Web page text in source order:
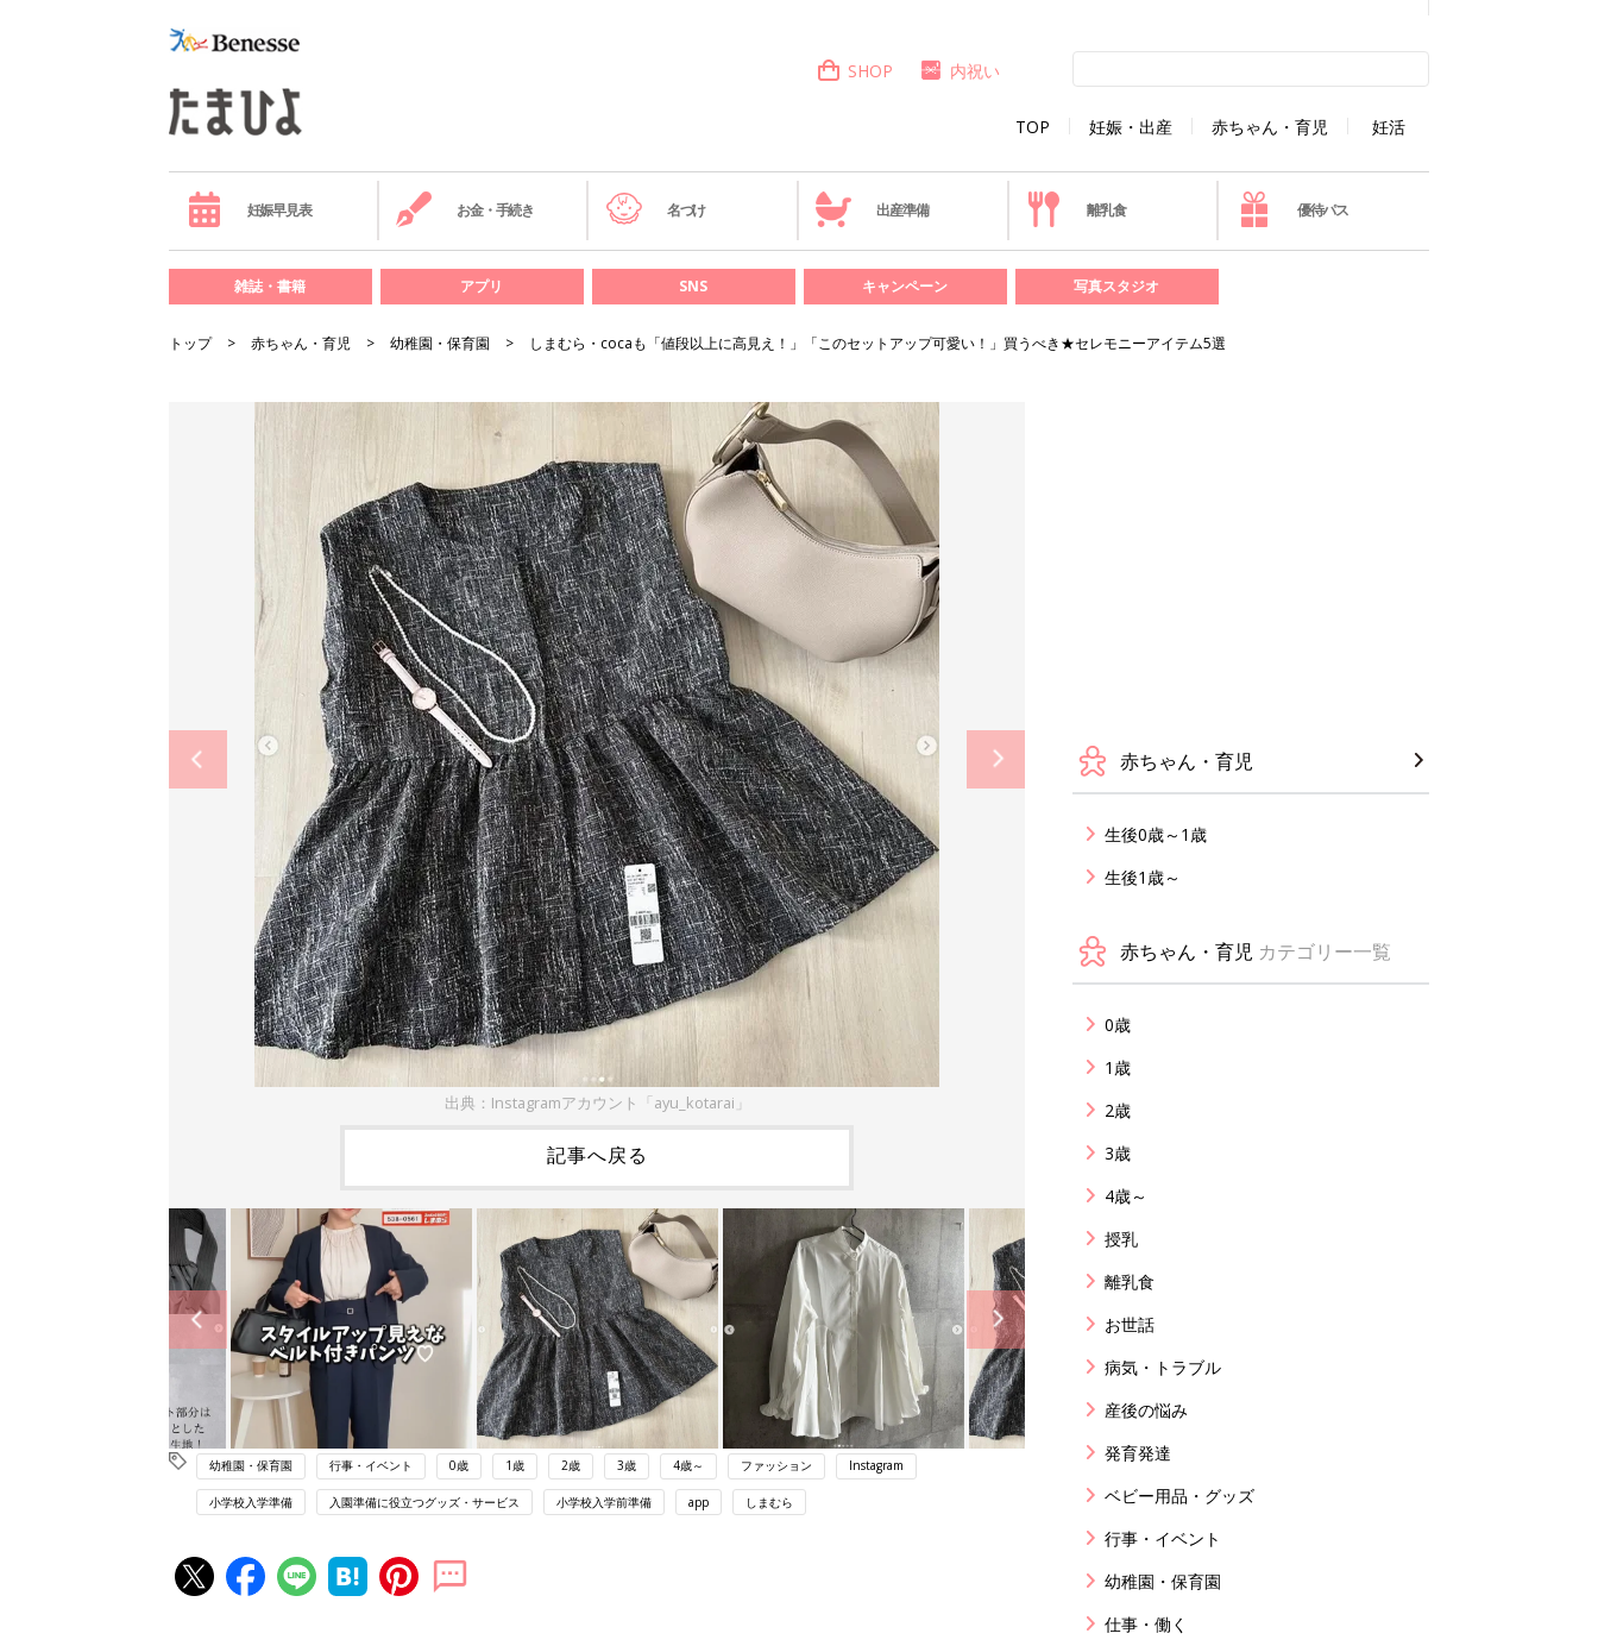
TOP 妊娠・出産 赤ちゃん・育児 妊活
SHOP 内祝い
妊娠早見表 お金・手続き 名づけ 出産準備 離乳食 優待パス
雑誌・書籍 アプリ SNS キャンペーン 写真スタジオ
トップ 赤ちゃん・育児 幼稚園・保育園 しまむら・cocaも「値段以上に高見え！」「このセットアップ可愛い！」買うべき★セレモニーアイテム5選
出典：Instagramアカウント「ayu_kotarai」
記事へ戻る
幼稚園・保育園 行事・イベント 0歳 1歳 2歳 3歳 4歳～ ファッション Instagram
小学校入学準備 入園準備に役立つグッズ・サービス 小学校入学前準備 app しまむら
赤ちゃん・育児
生後0歳～1歳
生後1歳～
赤ちゃん・育児 カテゴリー一覧
0歳
1歳
2歳
3歳
4歳～
授乳
離乳食
お世話
病気・トラブル
産後の悩み
発育発達
ベビー用品・グッズ
行事・イベント
幼稚園・保育園
仕事・働く